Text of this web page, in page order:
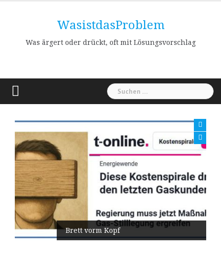
WasistdasProblem
Was ärgert oder drückt, oft mit Lösungsvorschlag
Suchen
nach:
Brett vorm Kopf